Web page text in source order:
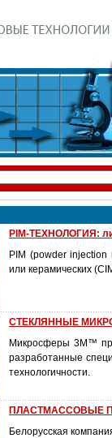
PIM-ТЕХНОЛОГИЯ:
PIM (powder injection
или керамических
СТЕКЛЯННЫЕ
Микросферы 3M™
разработанные
технологичности.
ПЛАСТМАССОВЫЕ
Белорусская